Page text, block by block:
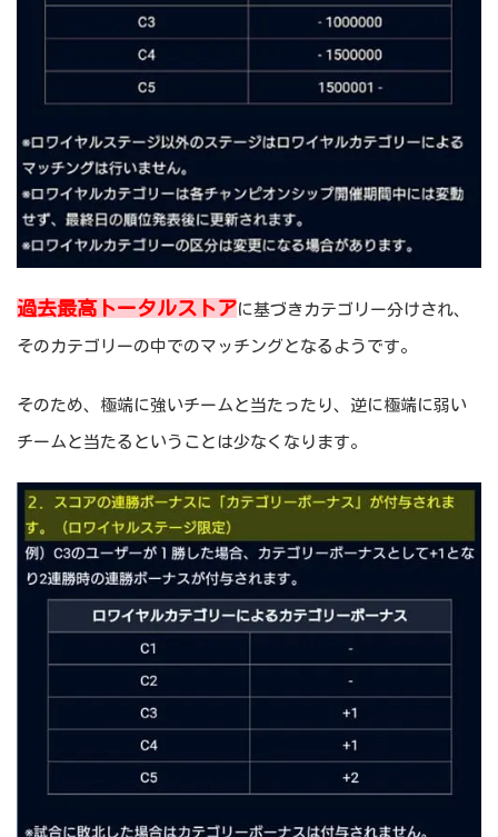
過去最高トータルストアに基づきカテゴリー分けされ、
そのカテゴリーの中でのマッチングとなるようです。
そのため、極端に強いチームと当たったり、逆に極端に弱い
チームと当たるということは少なくなります。